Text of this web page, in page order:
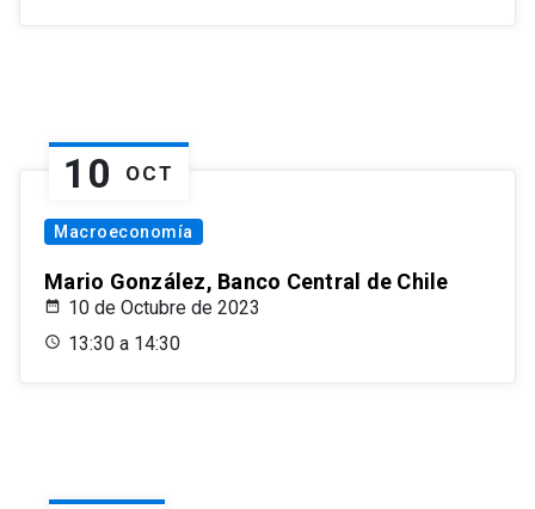
10 OCT
Macroeconomía
Mario González, Banco Central de Chile
10 de Octubre de 2023
13:30 a 14:30